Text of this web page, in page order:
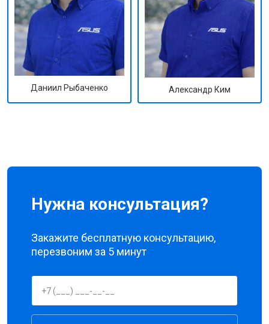
Даниил Рыбаченко Александр Ким
Нужна консультация?
Закажите бесплатную консультацию,
перезвоним за 5 минут